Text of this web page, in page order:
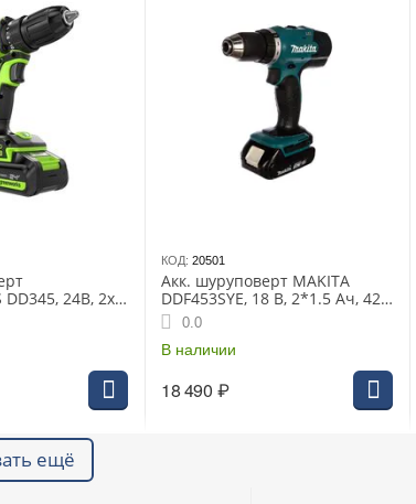
DD345, 24В, 2х2
450/1850 об/
коробка
КОД: 20501
Акк. шуруповерт MAKITA
DDF453SYE, 18 В, 2*1.5 Ач, 42
Нм, БЗП 13 мм, 1300 об/мин,
1.6 кг, кейс
0.0
В наличии
18 490 ₽
ещё